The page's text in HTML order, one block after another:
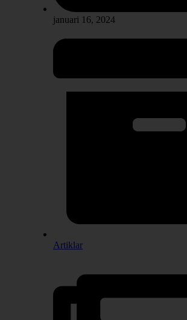
januari 16, 2024
Artiklar